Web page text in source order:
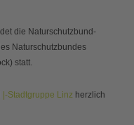
die Naturschutzbund-
Naturschutzbundes
statt.
|-Stadtgruppe Linz herzlich